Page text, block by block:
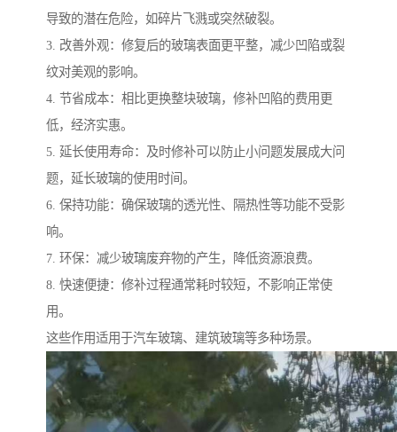
导致的潜在危险，如碎片飞溅或突然破裂。
3. 改善外观：修复后的玻璃表面更平整，减少凹陷或裂
纹对美观的影响。
4. 节省成本：相比更换整块玻璃，修补凹陷的费用更
低，经济实惠。
5. 延长使用寿命：及时修补可以防止小问题发展成大问
题，延长玻璃的使用时间。
6. 保持功能：确保玻璃的透光性、隔热性等功能不受影
响。
7. 环保：减少玻璃废弃物的产生，降低资源浪费。
8. 快速便捷：修补过程通常耗时较短，不影响正常使
用。
这些作用适用于汽车玻璃、建筑玻璃等多种场景。